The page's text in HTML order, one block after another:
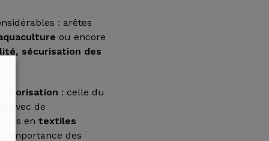
: arêtes
ou encore
sécurisation des
: celle du
avec de
entextiles
des